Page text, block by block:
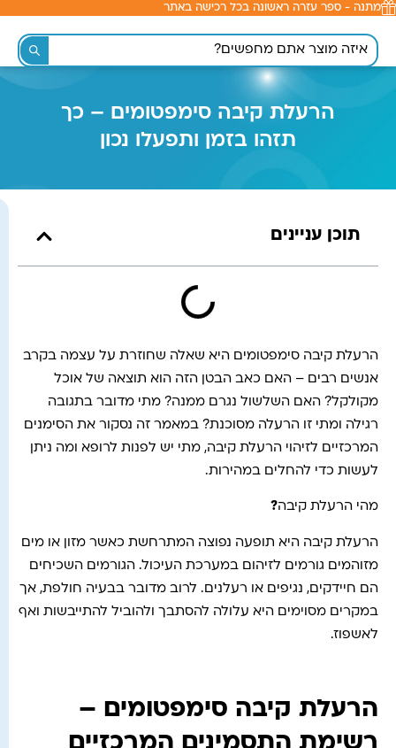
לתוכן
מתנה - ספר עזרה ראשונה בכל רכישה באתר
הרעלת קיבה סימפטומים – כך
תזהו בזמן ותפעלו נכון
תוכן עניינים
הרעלת קיבה סימפטומים היא שאלה שחוזרת על עצמה בקרב
אנשים רבים – האם כאב הבטן הזה הוא תוצאה של אוכל
מקולקל? האם השלשול נגרם ממנה? מתי מדובר בתגובה
רגילה ומתי זו הרעלה מסוכנת? במאמר זה נסקור את הסימנים
המרכזיים לזיהוי הרעלת קיבה, מתי יש לפנות לרופא ומה ניתן
לעשות כדי להחלים במהירות.
מהי הרעלת קיבה?
הרעלת קיבה היא תופעה נפוצה המתרחשת כאשר מזון או מים
מזוהמים גורמים לזיהום במערכת העיכול. הגורמים השכיחים
הם חיידקים, נגיפים או רעלנים. לרוב מדובר בבעיה חולפת, אך
במקרים מסוימים היא עלולה להסתבך ולהוביל להתייבשות ואף
לאשפוז.
הרעלת קיבה סימפטומים –